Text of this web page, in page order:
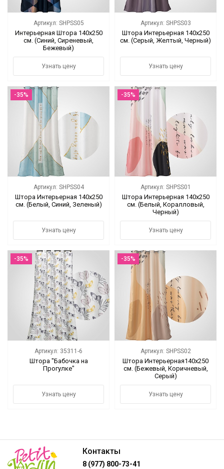
Артикул: SHPSS05
Интерьерная Штора 140х250
см. (Синий, Сиреневый,
Бежевый)
Узнать цену
Артикул: SHPSS03
Штора Интерьерная 140х250
см. (Серый, Желтый, Черный)
Узнать цену
-35%
Артикул: SHPSS04
Штора Интерьерная 140х250
см. (Белый, Синий, Зеленый)
Узнать цену
-35%
Артикул: SHPSS01
Штора Интерьерная 140х250
см. (Белый, Коралловый,
Черный)
Узнать цену
-35%
Артикул: 35311-6
Штора "Бабочка на
Прогулке"
Узнать цену
-35%
Артикул: SHPSS02
Штора Интерьерная140х250
см. (Бежевый, Коричневый,
Серый)
Узнать цену
Контакты
8 (977) 800-73-41